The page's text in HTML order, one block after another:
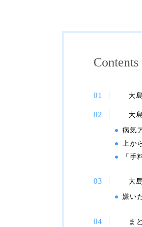
Contents
大
大
病気
上か
「手
大
嫌い
ま